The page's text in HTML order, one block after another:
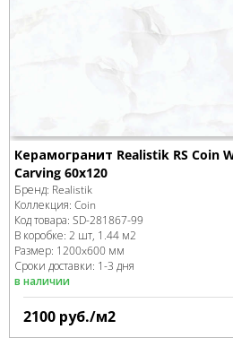
Керамогранит Realistik RS Coin
Carving 60x120
Бренд: Realistik
Коллекция: Coin
Код товара: SD-281867-99
В коробке: 2 шт, 1.44 м2
Размер: 1200x600 мм
Сроки доставки: 1-3 дня
в наличии
2100 руб./м2